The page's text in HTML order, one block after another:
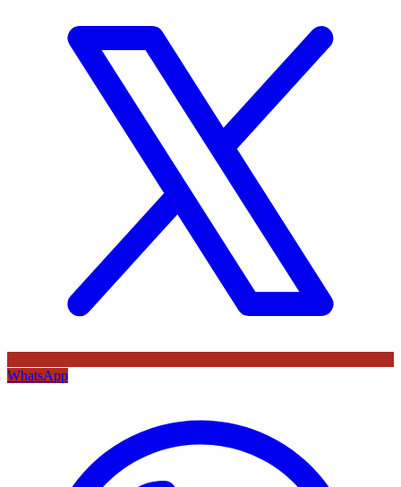
WhatsApp